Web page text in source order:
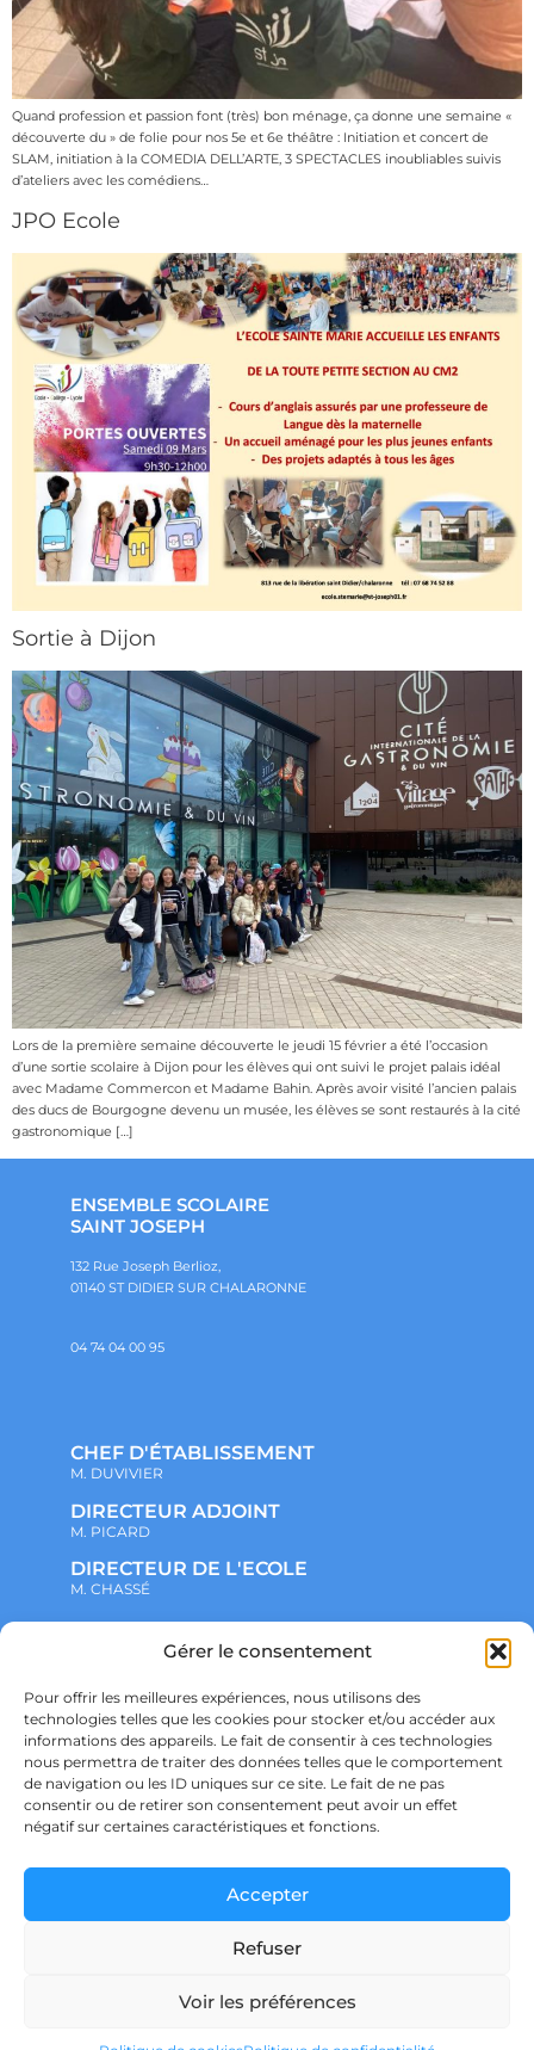
Gérer le consentement
Pour offrir les meilleures expériences, nous utilisons des
technologies telles que les cookies pour stocker et/ou accéder aux
informations des appareils. Le fait de consentir à ces technologies
nous permettra de traiter des données telles que le comportement
de navigation ou les ID uniques sur ce site. Le fait de ne pas
consentir ou de retirer son consentement peut avoir un effet
négatif sur certaines caractéristiques et fonctions.
Accepter
Refuser
Voir les préférences
Quand profession et passion font (très) bon ménage, ça donne une semaine «
découverte du » de folie pour nos 5e et 6e théâtre : Initiation et concert de
SLAM, initiation à la COMEDIA DELL’ARTE, 3 SPECTACLES inoubliables suivis
d’ateliers avec les comédiens…
JPO Ecole
Sortie à Dijon
Lors de la première semaine découverte le jeudi 15 février a été l’occasion
d’une sortie scolaire à Dijon pour les élèves qui ont suivi le projet palais idéal
avec Madame Commercon et Madame Bahin. Après avoir visité l’ancien palais
des ducs de Bourgogne devenu un musée, les élèves se sont restaurés à la cité
gastronomique […]
ENSEMBLE SCOLAIRE
SAINT JOSEPH
132 Rue Joseph Berlioz,
01140 ST DIDIER SUR CHALARONNE
04 74 04 00 95
CHEF D'ÉTABLISSEMENT
M. DUVIVIER
DIRECTEUR ADJOINT
M. PICARD
DIRECTEUR DE L'ECOLE
M. CHASSÉ
NOTRE ENSEMBLE SCOLAIRE
ADMINISTRATIF
VIE ASSOCIATIVE
PARTENARIATS
CONTACT
PRÉ-INSCRIPTION
ÉCOLE
COLLÈGE
LYCÉE
POLITIQUE DE CONFIDENTIALITÉ &
Ensemble scolaire Saint Joseph – SAINT DIDIER SUR CHALARONNE – © Copyright